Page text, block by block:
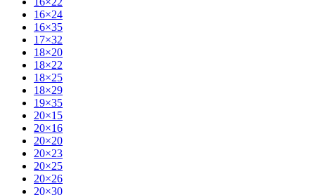
16×24
16×35
17×32
18×20
18×22
18×25
18×29
19×35
20×15
20×16
20×20
20×23
20×25
20×26
20×30